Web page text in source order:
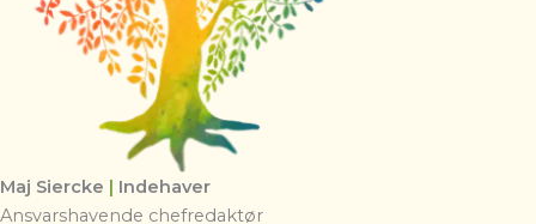
Maj Siercke | Indehaver
Ansvarshavende chefredaktør